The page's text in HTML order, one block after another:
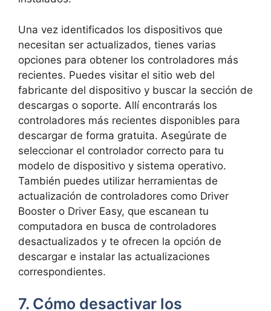
Una vez identificados los dispositivos que
necesitan ser actualizados, tienes varias
opciones para obtener los controladores más
recientes. Puedes visitar el sitio web del
fabricante del dispositivo y buscar la sección de
descargas o soporte. Allí encontrarás los
controladores más recientes disponibles para
descargar de forma gratuita. Asegúrate de
seleccionar el controlador correcto para tu
modelo de dispositivo y sistema operativo.
También puedes utilizar herramientas de
actualización de controladores como Driver
Booster o Driver Easy, que escanean tu
computadora en busca de controladores
desactualizados y te ofrecen la opción de
descargar e instalar las actualizaciones
correspondientes.
7. Cómo desactivar los